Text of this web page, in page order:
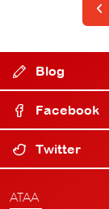
Blog
Facebook
Twitter
ATAA